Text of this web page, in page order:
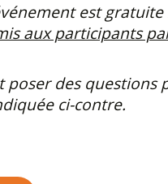
est
aux participants
poser des
ci-contre.